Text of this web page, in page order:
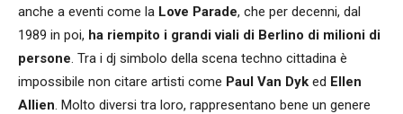
anche a eventi come la Love Parade, che per decenni, dal
1989 in poi, ha riempito i grandi viali di Berlino di milioni di
persone. Tra i dj simbolo della scena techno cittadina è
impossibile non citare artisti come Paul Van Dyk ed Ellen
Allien. Molto diversi tra loro, rappresentano bene un genere